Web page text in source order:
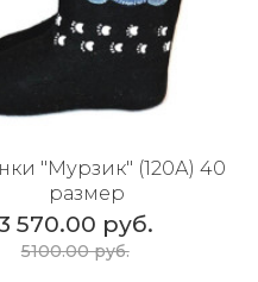
"Мурзик" (120А) 40
размер
570.00 руб.
5100.00 руб.